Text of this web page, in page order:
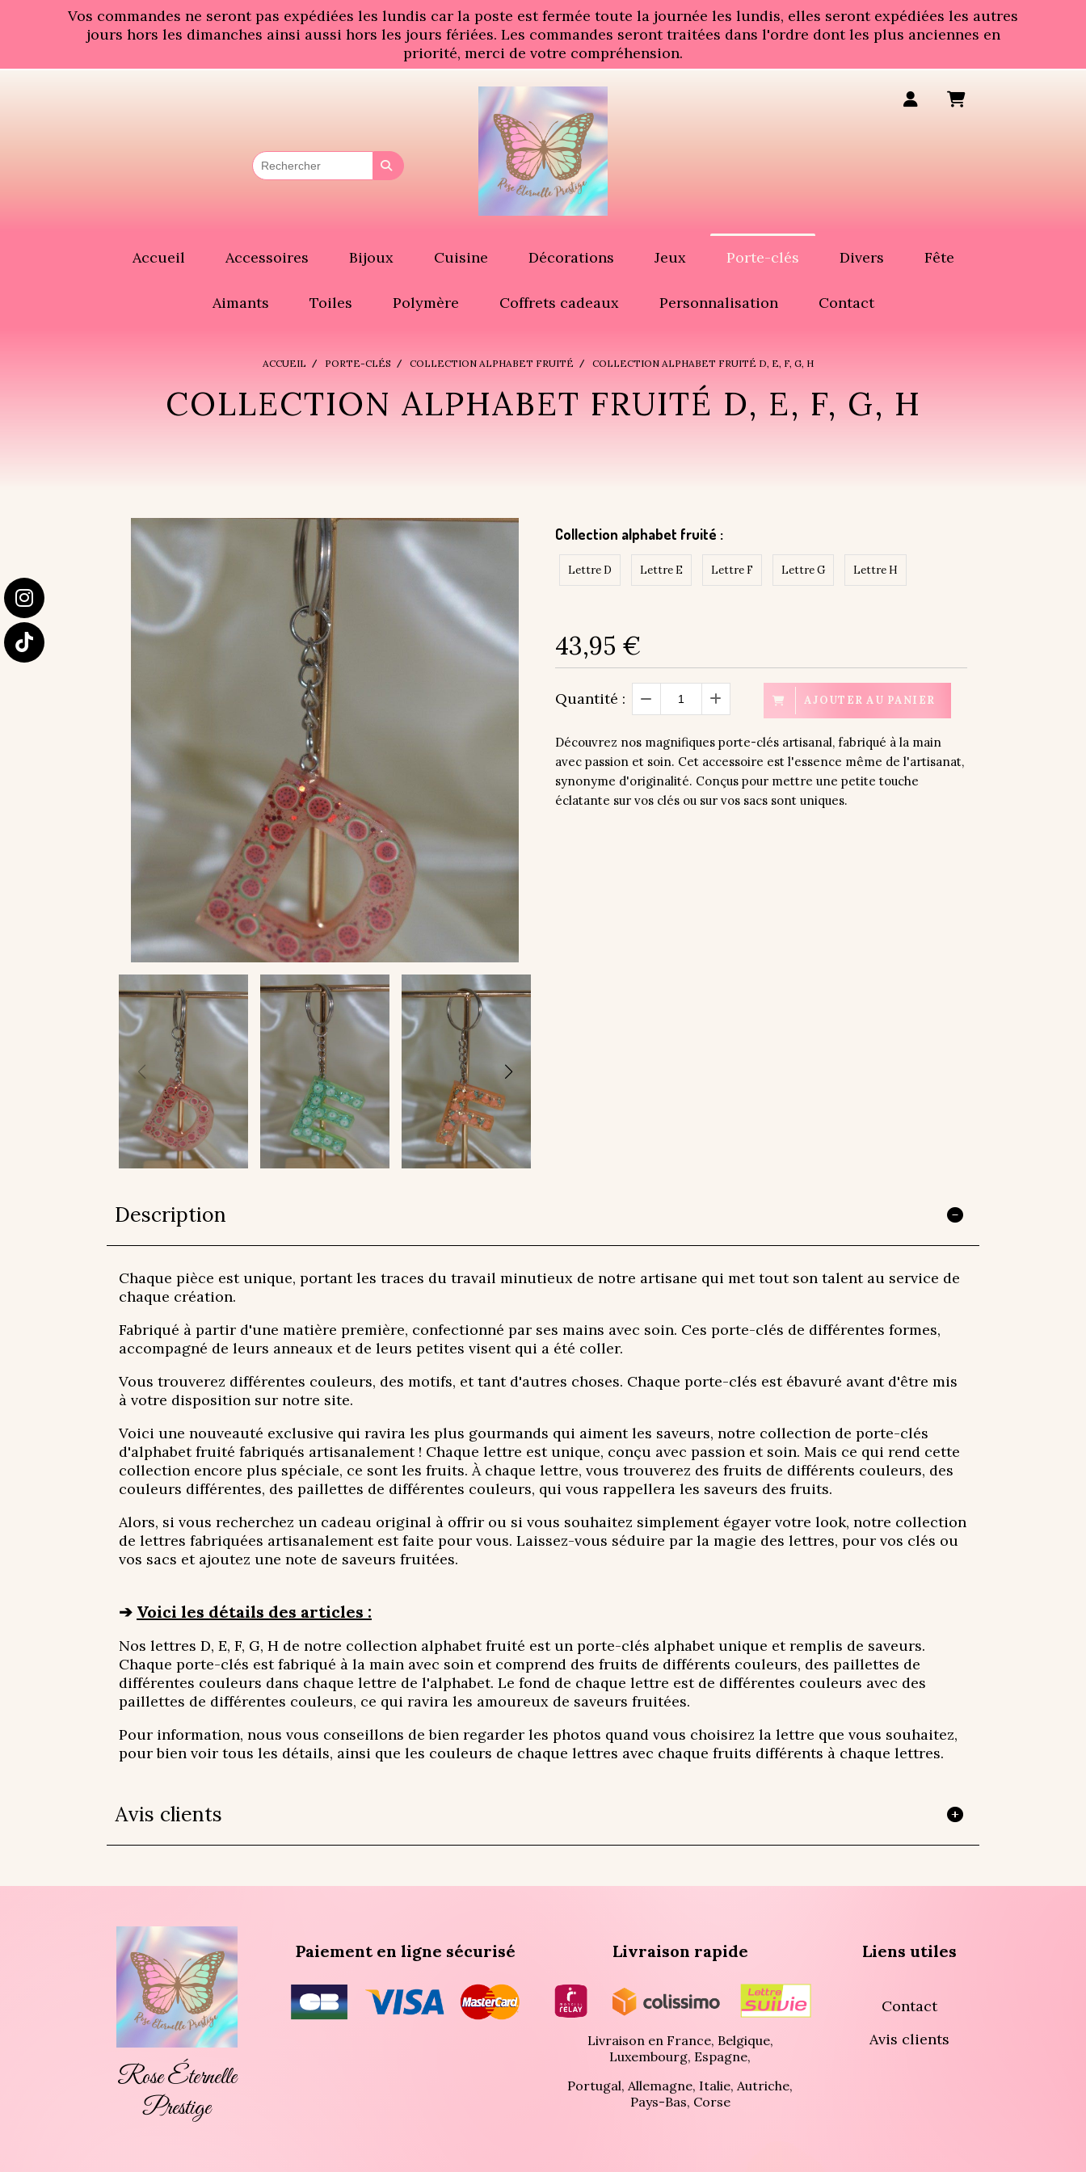
Vos commandes ne seront pas expédiées les lundis car la poste est fermée toute la journée les lundis, elles seront expédiées les autres
jours hors les dimanches ainsi aussi hors les jours fériées. Les commandes seront traitées dans l'ordre dont les plus anciennes en
priorité, merci de votre compréhension.
Accueil Accessoires Bijoux Cuisine Décorations Jeux Porte-clés Divers Fête
Aimants Toiles Polymère Coffrets cadeaux Personnalisation Contact
ACCUEIL PORTE-CLÉS COLLECTION ALPHABET FRUITÉ COLLECTION ALPHABET FRUITÉ D, E, F, G, H
COLLECTION ALPHABET FRUITÉ D, E, F, G, H
Collection alphabet fruité :
Lettre D Lettre E Lettre F Lettre G Lettre H
43,95 €
Quantité : AJOUTER AU PANIER
Découvrez nos magnifiques porte-clés artisanal, fabriqué à la main
avec passion et soin. Cet accessoire est l'essence même de l'artisanat,
synonyme d'originalité. Conçus pour mettre une petite touche
éclatante sur vos clés ou sur vos sacs sont uniques.
Description
Chaque pièce est unique, portant les traces du travail minutieux de notre artisane qui met tout son talent au service de
chaque création.
Fabriqué à partir d'une matière première, confectionné par ses mains avec soin. Ces porte-clés de différentes formes,
accompagné de leurs anneaux et de leurs petites visent qui a été coller.
Vous trouverez différentes couleurs, des motifs, et tant d'autres choses. Chaque porte-clés est ébavuré avant d'être mis
à votre disposition sur notre site.
Voici une nouveauté exclusive qui ravira les plus gourmands qui aiment les saveurs, notre collection de porte-clés
d'alphabet fruité fabriqués artisanalement ! Chaque lettre est unique, conçu avec passion et soin. Mais ce qui rend cette
collection encore plus spéciale, ce sont les fruits. À chaque lettre, vous trouverez des fruits de différents couleurs, des
couleurs différentes, des paillettes de différentes couleurs, qui vous rappellera les saveurs des fruits.
Alors, si vous recherchez un cadeau original à offrir ou si vous souhaitez simplement égayer votre look, notre collection
de lettres fabriquées artisanalement est faite pour vous. Laissez-vous séduire par la magie des lettres, pour vos clés ou
vos sacs et ajoutez une note de saveurs fruitées.
➔ Voici les détails des articles :
Nos lettres D, E, F, G, H de notre collection alphabet fruité est un porte-clés alphabet unique et remplis de saveurs.
Chaque porte-clés est fabriqué à la main avec soin et comprend des fruits de différents couleurs, des paillettes de
différentes couleurs dans chaque lettre de l'alphabet. Le fond de chaque lettre est de différentes couleurs avec des
paillettes de différentes couleurs, ce qui ravira les amoureux de saveurs fruitées.
Pour information, nous vous conseillons de bien regarder les photos quand vous choisirez la lettre que vous souhaitez,
pour bien voir tous les détails, ainsi que les couleurs de chaque lettres avec chaque fruits différents à chaque lettres.
Avis clients
Rose Éternelle
Prestige
Paiement en ligne sécurisé Livraison rapide
Livraison en France, Belgique,
Luxembourg, Espagne,
Portugal, Allemagne, Italie, Autriche,
Pays-Bas, Corse
Liens utiles
Contact
Avis clients